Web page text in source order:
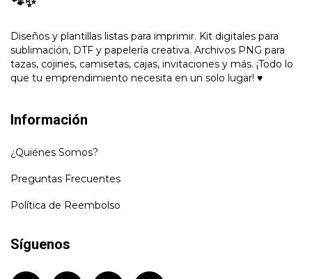
Diseños y plantillas listas para imprimir. Kit digitales para
sublimación, DTF y papelería creativa. Archivos PNG para
tazas, cojines, camisetas, cajas, invitaciones y más. ¡Todo lo
que tu emprendimiento necesita en un solo lugar! ♥
Información
¿Quiénes Somos?
Preguntas Frecuentes
Política de Reembolso
Síguenos